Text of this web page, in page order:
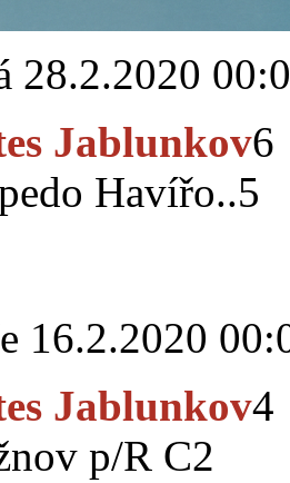
28.2.2020
Jablunkov6
Havířo..5
16.2.2020
Jablunkov4
p/R C2